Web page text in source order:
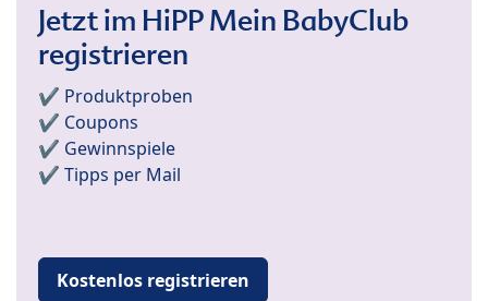
Jetzt im HiPP Mein BabyClub
registrieren
✔️ Produktproben
✔️ Coupons
✔️ Gewinnspiele
✔️ Tipps per Mail
Kostenlos registrieren